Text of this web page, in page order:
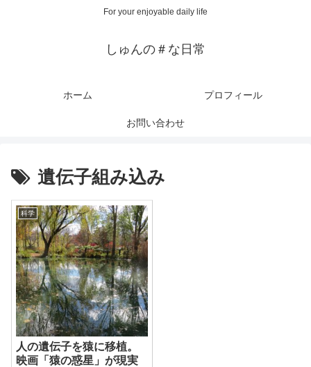
For your enjoyable daily life
しゅんの＃な日常
ホーム プロフィール
お問い合わせ
遺伝子組み込み
科学
人の遺伝子を猿に移植。
映画「猿の惑星」が現実